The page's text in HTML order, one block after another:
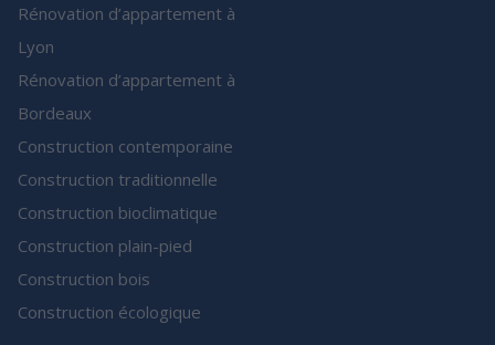
Rénovation d’appartement à
Lyon
Rénovation d’appartement à
Bordeaux
Construction contemporaine
Construction traditionnelle
Construction bioclimatique
Construction plain-pied
Construction bois
Construction écologique